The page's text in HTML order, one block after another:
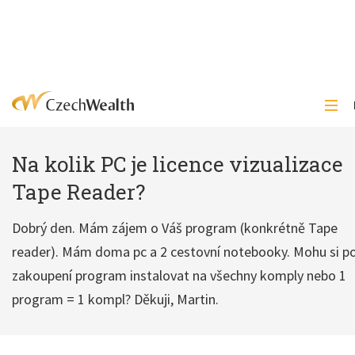
Na kolik PC je licence vizualizace
Tape Reader?
Dobrý den. Mám zájem o Váš program (konkrétně Tape
reader). Mám doma pc a 2 cestovní notebooky. Mohu si
zakoupení program instalovat na všechny komply nebo 1
program = 1 kompl? Děkuji, Martin.